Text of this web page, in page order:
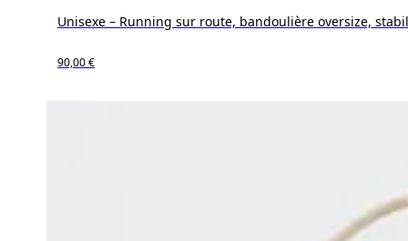
Unisexe – Running sur route, bandoulière oversize,
90,00 €